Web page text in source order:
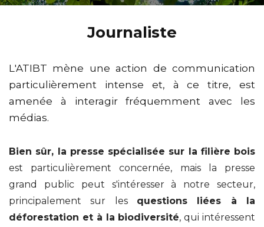
Journaliste
L'ATIBT mène une action de communication
particulièrement intense et, à ce titre, est
amenée à interagir fréquemment avec les
médias.
Bien sûr, la presse spécialisée sur la filière bois
est particulièrement concernée, mais la presse
grand public peut s'intéresser à notre secteur,
principalement sur les questions liées à la
déforestation et à la biodiversité, qui intéressent